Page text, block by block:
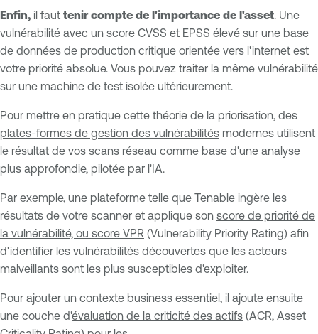
Enfin, il faut tenir compte de l'importance de l'asset. Une
vulnérabilité avec un score CVSS et EPSS élevé sur une base
de données de production critique orientée vers l'internet est
votre priorité absolue. Vous pouvez traiter la même vulnérabilité
sur une machine de test isolée ultérieurement.
Pour mettre en pratique cette théorie de la priorisation, des
plates-formes de gestion des vulnérabilités modernes utilisent
le résultat de vos scans réseau comme base d'une analyse
plus approfondie, pilotée par l'IA.
Par exemple, une plateforme telle que Tenable ingère les
résultats de votre scanner et applique son score de priorité de
la vulnérabilité, ou score VPR (Vulnerability Priority Rating) afin
d'identifier les vulnérabilités découvertes que les acteurs
malveillants sont les plus susceptibles d'exploiter.
Pour ajouter un contexte business essentiel, il ajoute ensuite
une couche d'évaluation de la criticité des actifs (ACR, Asset